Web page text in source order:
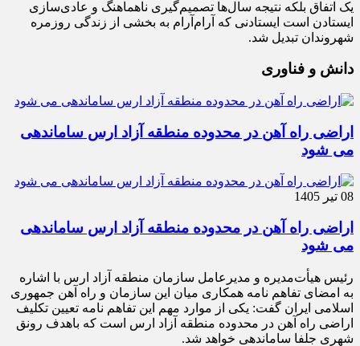
یک اتفاق بلکه نتیجه سال‌ها تصمیم‌گیری ناهماهنگ و عادی‌سازی
ایستادن است ایستادنی که آرام‌آرام به بخشی از زندگی روزمره
شهروندان تبدیل شد.
دانش و فناوری
اراضی راه آهن در محدوده منطقه آزاد ارس ساماندهی
می شود
08 تیر 1405
اراضی راه آهن در محدوده منطقه آزاد ارس ساماندهی
می شود
رئیس هیأت‌مدیره و مدیرعامل سازمان منطقه آزاد ارس با اشاره
به امضای تفاهم نامه همکاری میان این سازمان و راه آهن جمهوری
اسلامی ایران گفت: یکی از موارد مهم این تفاهم نامه تعیین تکلیف
اراضی راه آهن در محدوده منطقه آزاد ارس است که باهدف رونق
شهری جلفا ساماندهی خواهد شد.